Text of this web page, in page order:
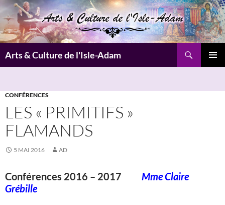
Aller
au
contenu
Arts & Culture de l'Isle-Adam
CONFÉRENCES
LES « PRIMITIFS »
FLAMANDS
5 MAI 2016 AD
Conférences 2016 – 2017 Mme Claire
Grébille